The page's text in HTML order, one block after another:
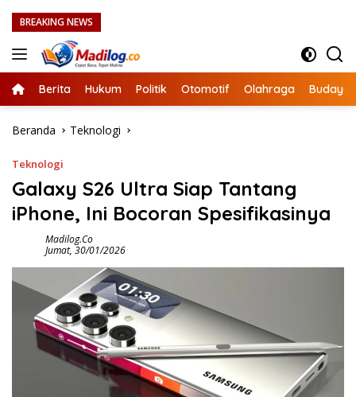
BREAKING NEWS
Berita Hukum Politik Otomotif Olahraga Budaya
Beranda Teknologi
Teknologi
Galaxy S26 Ultra Siap Tantang
iPhone, Ini Bocoran Spesifikasinya
Madilog.co
Jumat, 30/01/2026